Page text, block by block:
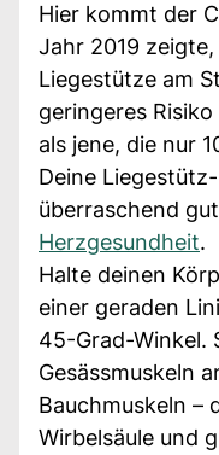
Hier kommt der
Jahr 2019
Liegestütze am
geringeres
als jene, die nur
Deine
überraschend
Herzgesundheit.
Halte deinen
einer geraden
45-Grad-Winkel.
Gesässmuskeln
Bauchmuskeln –
Wirbelsäule und